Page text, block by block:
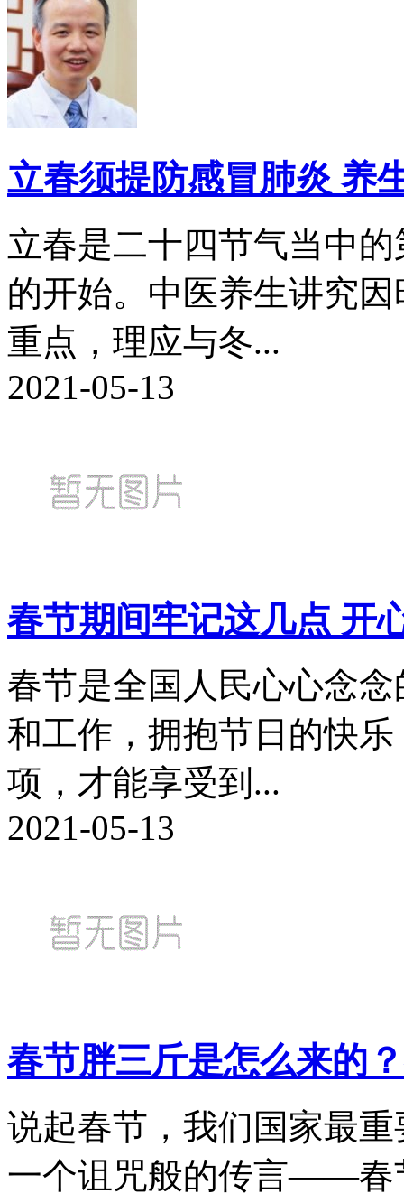
立春须提防感冒肺炎 养
立春是二十四节气当中
的开始。中医养生讲究
重点，理应与冬...
2021-05-13
春节期间牢记这几点 开
春节是全国人民心心念
和工作，拥抱节日的快
项，才能享受到...
2021-05-13
春节胖三斤是怎么来的
说起春节，我们国家最
一个诅咒般的传言——春